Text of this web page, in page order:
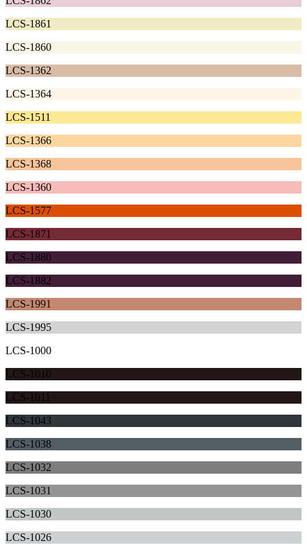
LCS-1861
LCS-1860
LCS-1362
LCS-1364
LCS-1511
LCS-1366
LCS-1368
LCS-1360
LCS-1577
LCS-1871
LCS-1880
LCS-1882
LCS-1991
LCS-1995
LCS-1000
LCS-1010
LCS-1011
LCS-1043
LCS-1038
LCS-1032
LCS-1031
LCS-1030
LCS-1026